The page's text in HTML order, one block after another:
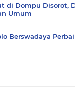
di Dompu Disorot,
Umum
Berswadaya